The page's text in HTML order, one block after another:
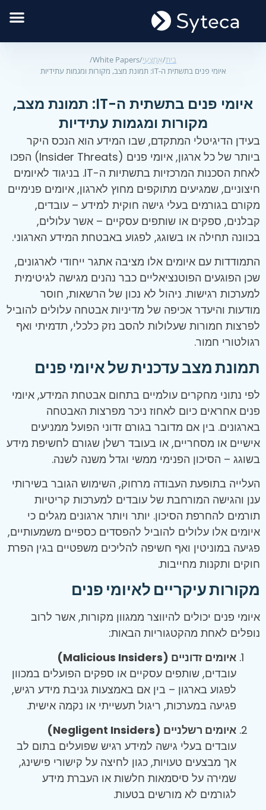
בית/אֶמְצָעִי/
White Papers
/
איומי פנים בתשתית ה-IT: תמונת מצב, מקורות ומגמות עתידיות
איומי פנים בתשתית ה-IT: תמונת מצב,
מקורות ומגמות עתידיות
בעידן הדיגיטלי המתקדם, שבו המידע הוא הנכס היקר
ביותר של כל ארגון, איומי פנים (Insider Threats) הפכו
לאחת הסכנות המרכזיות בתשתיות ה-IT. בניגוד לאיומים
חיצוניים, שמגיעים מתוקפים מחוץ לארגון, איומים פנימיים
מקורם בגורמים בעלי גישה חוקית למידע – עובדים,
קבלנים, ספקים או שותפים עסקיים – אשר עלולים,
בכוונה תחילה או בשוגג, לפגוע באבטחת המידע הארגוני.
התמודדות עם איומים אלו מציבה אתגר ייחודי לארגונים,
שכן הפוגעים הפוטנציאליים כבר נהנים מגישה לגיטימית
למערכות רגישות. ניהול לא נכון של הרשאות, חוסר
מודעות והיעדר אכיפה של מדיניות אבטחה עלולים להוביל
לפרצות חמורות שעלולות להסב נזק כלכלי, תדמיתי ואף
רגולטורי חמור.
תמונת מצב עדכנית של איומי פנים
לפי נתוני מחקרים עולמיים בתחום אבטחת המידע, איומי
פנים אחראים כיום לאחוז ניכר מפרצות האבטחה
בארגונים. בין אם מדובר בגורם זדוני הפועל ממניעים
אישיים או מסחריים, או בעובד רשלן שגורם לחשיפת מידע
בשוגג – הסיכון הפנימי ממשי וגדל משנה לשנה.
העלייה בתופעת העבודה מרחוק, השימוש הגובר בשירותי
ענן והגישה המורחבת של עובדים למערכות קריטיות
תורמים להחרפת הסיכון. יותר ויותר ארגונים מגלים כי
איומים אלו עלולים להוביל להפסדים כספיים משמעותיים,
פגיעה במוניטין ואף חשיפה להליכים משפטיים בגין הפרת
חוקים ותקנות מחייבות.
מקורות עיקריים לאיומי פנים
איומי פנים יכולים להיווצר ממגוון מקורות, אשר לרוב
נופלים לאחת מהקטגוריות הבאות:
איומים זדוניים (Malicious Insiders)
עובדים, שותפים עסקיים או ספקים הפועלים במכוון
לפגוע בארגון – בין אם באמצעות גניבת מידע רגיש,
פגיעה במערכות, ריגול תעשייתי או נקמה אישית.
איומים רשלניים (Negligent Insiders)
עובדים בעלי גישה למידע רגיש שפועלים בתום לב
אך מבצעים טעויות, כגון לחיצה על קישורי פישינג,
שמירה על סיסמאות חלשות או העברת מידע
לגורמים לא מורשים בטעות.